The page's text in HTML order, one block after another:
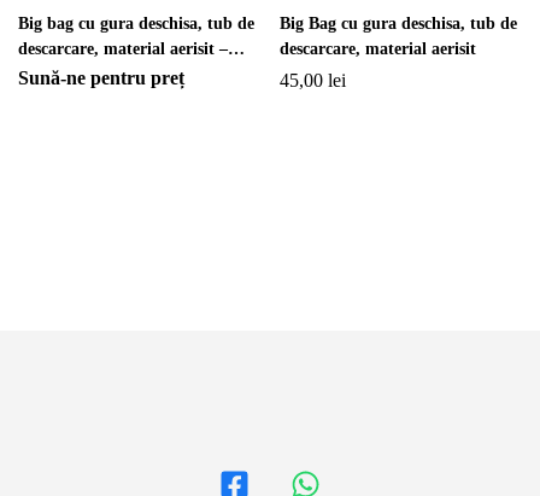
Big bag cu gura deschisa, tub de
descarcare, material aerisit –
Cantitate la palet
Sună-ne pentru preț
Big Bag cu gura deschisa, tub de
descarcare, material aerisit
45,00 lei